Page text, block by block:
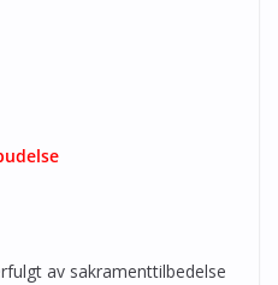
av sakramenttilbedelse